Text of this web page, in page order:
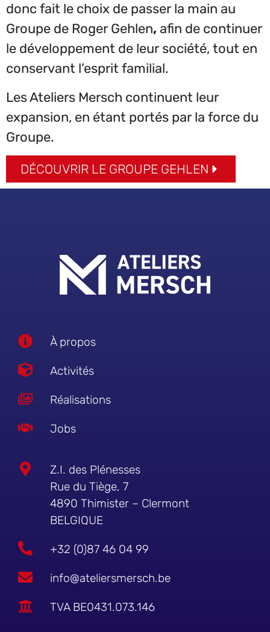
donc fait le choix de passer la main au
Groupe de Roger Gehlen, afin de continuer
le développement de leur société, tout en
conservant l’esprit familial.
Les Ateliers Mersch continuent leur
expansion, en étant portés par la force du
Groupe.
DÉCOUVRIR LE GROUPE GEHLEN
À propos
Activités
Réalisations
Jobs
Z.I. des Plénesses
Rue du Tiège, 7
4890 Thimister – Clermont
BELGIQUE
+32 (0)87 46 04 99
info@ateliersmersch.be
TVA BE0431.073.146